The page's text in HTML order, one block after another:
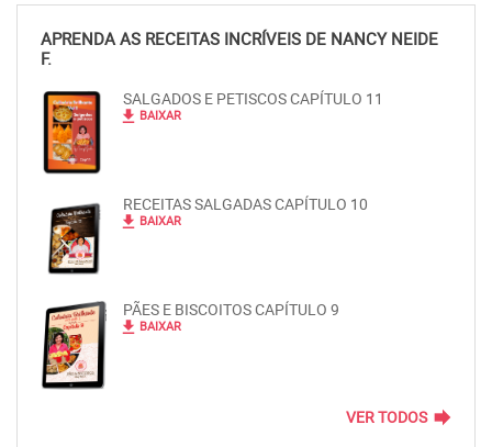
APRENDA AS RECEITAS INCRÍVEIS DE NANCY NEIDE
F.
SALGADOS E PETISCOS CAPÍTULO 11
file_download BAIXAR
RECEITAS SALGADAS CAPÍTULO 10
file_download BAIXAR
PÃES E BISCOITOS CAPÍTULO 9
file_download BAIXAR
VER TODOS forward